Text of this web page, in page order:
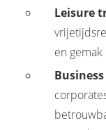
Leisure
en